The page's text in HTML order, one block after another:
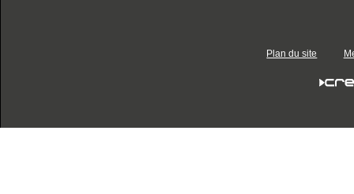
Plan du site